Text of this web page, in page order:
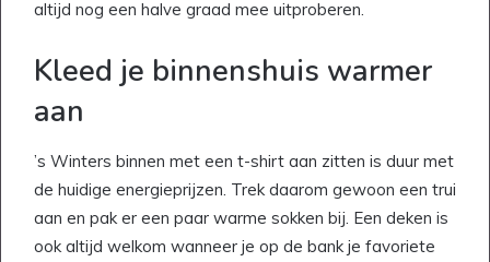
altijd nog een halve graad mee uitproberen.
Kleed je binnenshuis warmer
aan
’s Winters binnen met een t-shirt aan zitten is duur met
de huidige energieprijzen. Trek daarom gewoon een trui
aan en pak er een paar warme sokken bij. Een deken is
ook altijd welkom wanneer je op de bank je favoriete